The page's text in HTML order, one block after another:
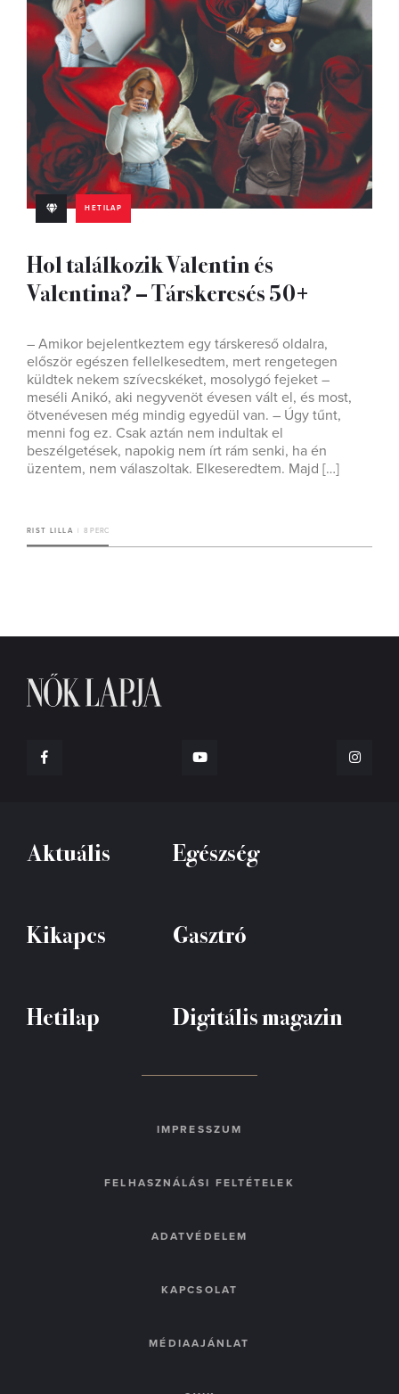
HETILAP
Hol találkozik Valentin és
Valentina? – Társkeresés 50+
– Amikor bejelentkeztem egy társkereső oldalra,
először egészen fellelkesedtem, mert rengetegen
küldtek nekem szívecskéket, mosolygó fejeket –
meséli Anikó, aki negyvenöt évesen vált el, és most,
ötvenévesen még mindig egyedül van. – Úgy tűnt,
menni fog ez. Csak aztán nem indultak el
beszélgetések, napokig nem írt rám senki, ha én
üzentem, nem válaszoltak. Elkeseredtem. Majd […]
RIST LILLA 8 PERC
Aktuális Egészség
Kikapcs Gasztró
Hetilap Digitális magazin
IMPRESSZUM
FELHASZNÁLÁSI FELTÉTELEK
ADATVÉDELEM
KAPCSOLAT
MÉDIAAJÁNLAT